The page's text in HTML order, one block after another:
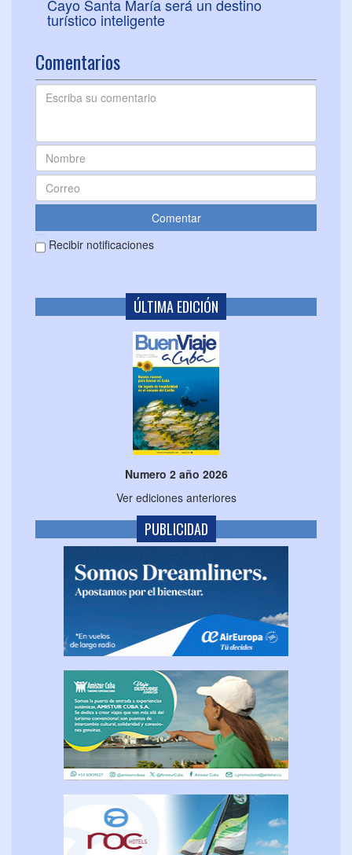
Cayo Santa María será un destino
turístico inteligente
Comentarios
Recibir notificaciones
ÚLTIMA EDICIÓN
Numero 2 año 2026
Ver ediciones anteriores
PUBLICIDAD